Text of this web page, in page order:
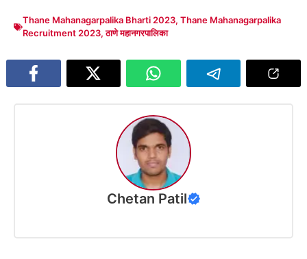
Thane Mahanagarpalika Bharti 2023, Thane Mahanagarpalika
Recruitment 2023,ठाणे महानगरपालिका
Chetan Patil